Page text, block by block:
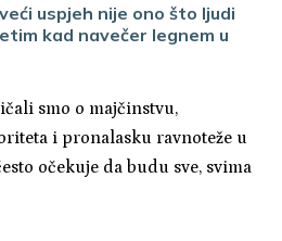
uspjeh nije ono što ljudi
kad navečer legnem u
smo o majčinstvu,
i pronalasku ravnoteže u
očekuje da budu sve, svima